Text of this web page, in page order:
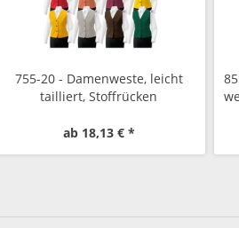
755-20 - Damenweste, leicht
tailliert, Stoffrücken
ab 18,13 € *